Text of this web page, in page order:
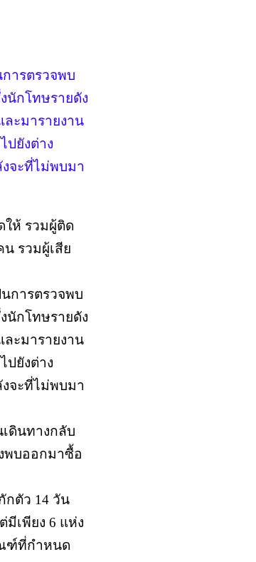
ารตรวจพบ
นักโทษรายดัง
ละมารายงาน
ปยังต่าง
จะที่ไม่พบมา
ให้ รวมผู้ติด
รวมผู้เสีย
การตรวจพบ
นักโทษรายดัง
ละมารายงาน
ปยังต่าง
จะที่ไม่พบมา
ดินทางกลับ
พบออกมาซื้อ
กตัว 14 วัน
เพียง 6 แห่ง
ณฑ์ที่กำหนด